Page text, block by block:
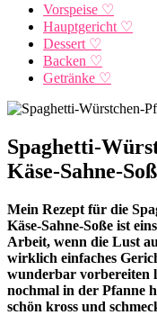
Vorspeise ♡
Hauptgericht ♡
Dessert ♡
Backen ♡
Getränke ♡
Spaghetti-
Käse-Sahne-
Mein Rezept für die
Käse-Sahne-Soße ist
Arbeit, wenn die Lust
wirklich einfaches
wunderbar vorbereiten
nochmal in der Pfanne
schön kross und